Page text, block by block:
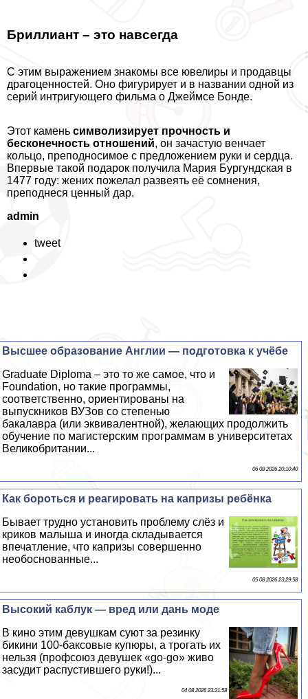
Бриллиант – это навсегда
С этим выражением знакомы все ювелиры и продавцы
драгоценностей. Оно фигурирует и в названии одной из
серий интригующего фильма о Джеймсе Бонде.
Этот камень символизирует прочность и
бесконечность отношений, он зачастую венчает
кольцо, преподносимое с предложением руки и сердца.
Впервые такой подарок получила Мария Бургундская в
1477 году: жених пожелал развеять её сомнения,
преподнеся ценный дар.
admin
tweet
Высшее образование Англии — подготовка к учёбе
Graduate Diploma – это то же самое, что и
Foundation, но такие программы,
соответственно, ориентированы на
выпускников ВУЗов со степенью
бакалавра (или эквивалентной), желающих продолжить
обучение по магистерским программам в университетах
Великобритании...
06 08 2026 20:10:40
Как бороться и реагировать на капризы ребёнка
Бывает трудно установить проблему слёз и
криков малыша и иногда складывается
впечатление, что капризы совершенно
необоснованные...
05 08 2026 23:29:58
Высокий каблук — вред или дань моде
В кино этим дeвyшкам суют за резинку
бикини 100-баксовые купюры, а трогать их
нельзя (профсоюз дeвyшек «go-go» живо
засудит распустившего руки!)...
04 08 2026 23:21:58